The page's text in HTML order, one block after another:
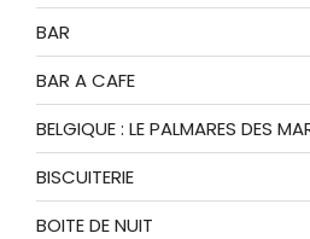
BAR
BAR A CAFE
BELGIQUE : LE PALMARES DES
BISCUITERIE
BOITE DE NUIT